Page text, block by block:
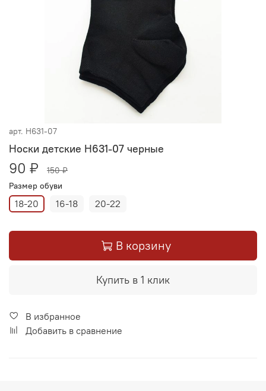
арт. Н631-07
Носки детские Н631-07 черные
90 ₽
150 ₽
Размер обуви
18-20 16-18 20-22
В корзину
Купить в 1 клик
В избранное
Добавить в сравнение